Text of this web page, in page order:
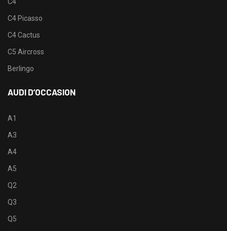
C4
C4 Picasso
C4 Cactus
C5 Aircross
Berlingo
AUDI D’OCCASION
A1
A3
A4
A5
Q2
Q3
Q5